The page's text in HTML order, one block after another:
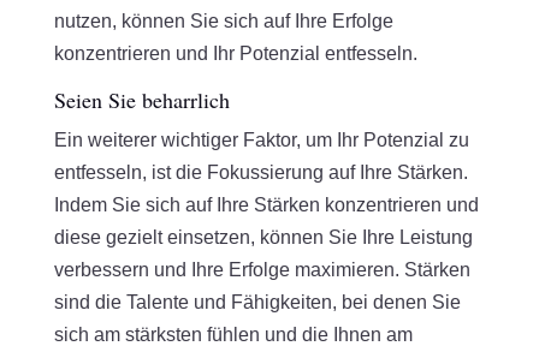
nutzen, können Sie sich auf Ihre Erfolge
konzentrieren und Ihr Potenzial entfesseln.
Seien Sie beharrlich
Ein weiterer wichtiger Faktor, um Ihr Potenzial zu
entfesseln, ist die Fokussierung auf Ihre Stärken.
Indem Sie sich auf Ihre Stärken konzentrieren und
diese gezielt einsetzen, können Sie Ihre Leistung
verbessern und Ihre Erfolge maximieren. Stärken
sind die Talente und Fähigkeiten, bei denen Sie
sich am stärksten fühlen und die Ihnen am